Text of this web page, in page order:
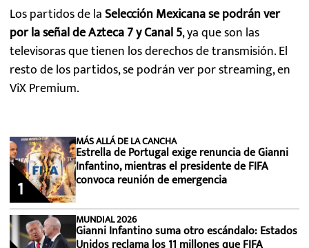
Los partidos de laSelección Mexicana se podrán ver
por la señal de Azteca 7 y Canal 5, ya que son las
televisoras que tienen los derechos de transmisión. El
resto de los partidos, se podrán ver por streaming, en
ViX Premium.
MÁS ALLÁ DE LA CANCHA
Estrella de Portugal exige renuncia de Gianni
Infantino, mientras el presidente de FIFA
convoca reunión de emergencia
1
MUNDIAL 2026
Gianni Infantino suma otro escándalo: Estados